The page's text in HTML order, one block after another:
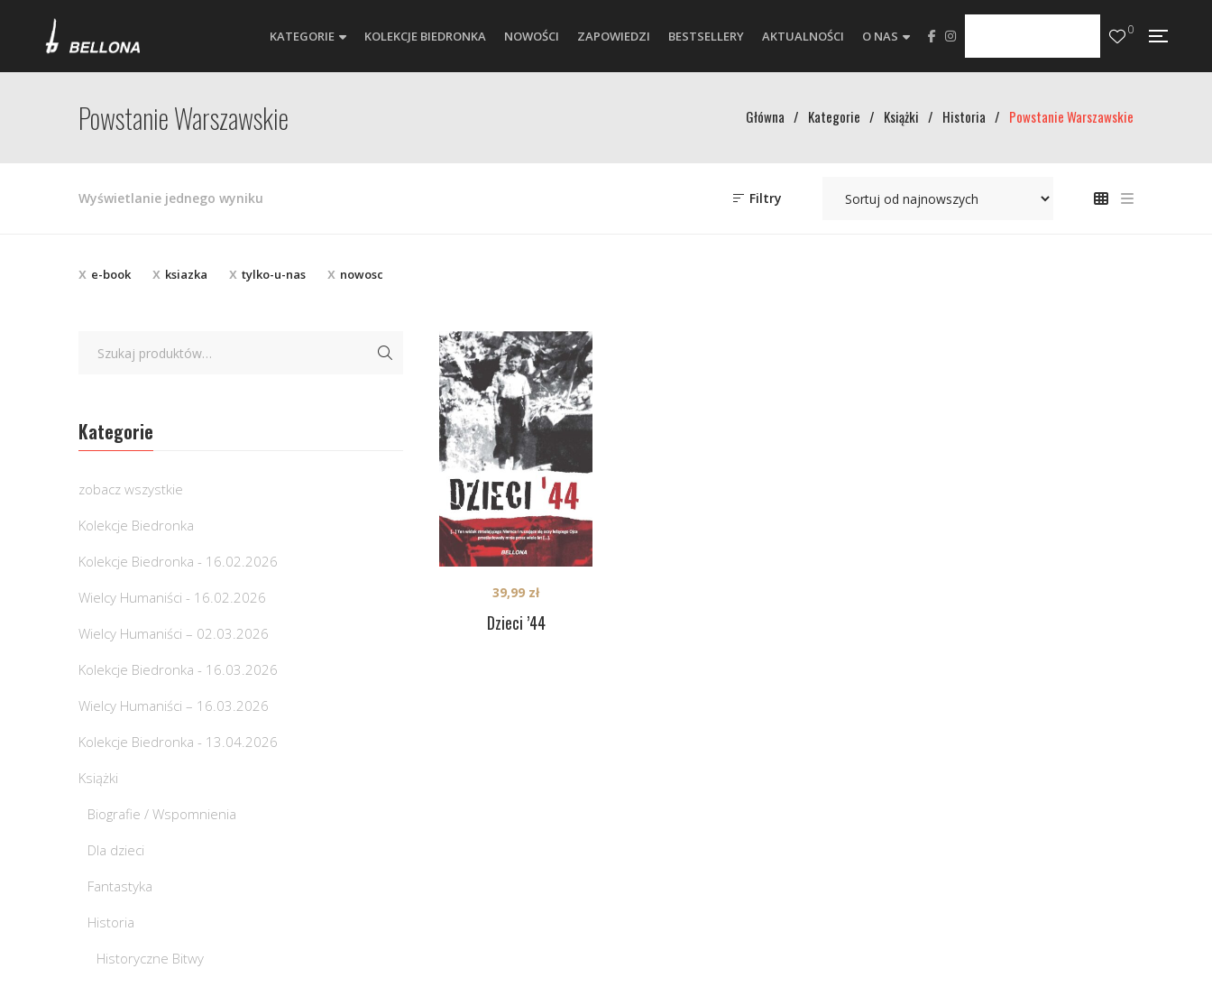
KATEGORIE KOLEKCJE BIEDRONKA NOWOŚCI ZAPOWIEDZI BESTSELLERY AKTUALNOŚCI O NAS 0
Powstanie Warszawskie Główna / Kategorie / Książki / Historia / Powstanie Warszawskie
Wyświetlanie jednego wyniku Filtry
e-book ksiazka tylko-u-nas nowosc
Dzieci ’44
39,99 zł
Kategorie
zobacz wszystkie
Kolekcje Biedronka
Kolekcje Biedronka - 16.02.2026
Wielcy Humaniści - 16.02.2026
Wielcy Humaniści – 02.03.2026
Kolekcje Biedronka - 16.03.2026
Wielcy Humaniści – 16.03.2026
Kolekcje Biedronka - 13.04.2026
Książki
Biografie / Wspomnienia
Dla dzieci
Fantastyka
Historia
Historyczne Bitwy